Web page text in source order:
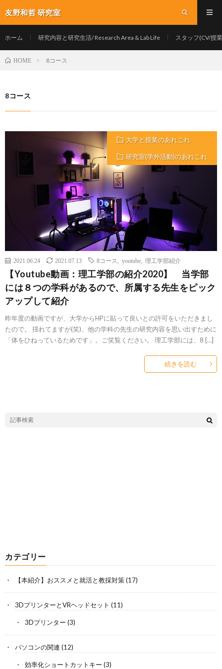
友野和哲 研究室
ホーム 研究内容と研究生活/ Research Area & Lab Life スタッフ(CV/授
HOME 8コース
8コース
大学と授業のあれこれ
研究室(学外活動)のあれこれ
2021.06.24 2021.07.13 8コース youtube 理工学部紹介
【Youtube動画：理工学部の紹介2020】 当学部
には８つの学科があるので、所属する先生をピック
アップして紹介
昨年度の動画ですが、大学からHPに貼って良いとの許可をいただきまし
たので。 揺れてますが(笑)、他の学科の先生の研究内容を思い出すために
「体をひねっているためです」。ご笑覧ください。 理工学部には、8 […]
続きを読む
カテゴリー
【本紹介】おススメと就活と教採対策(17)
3DプリンターとVRヘッドセット (11)
3Dプリンター (3)
パソコンの関連 (12)
効率化ショートカットキー (3)